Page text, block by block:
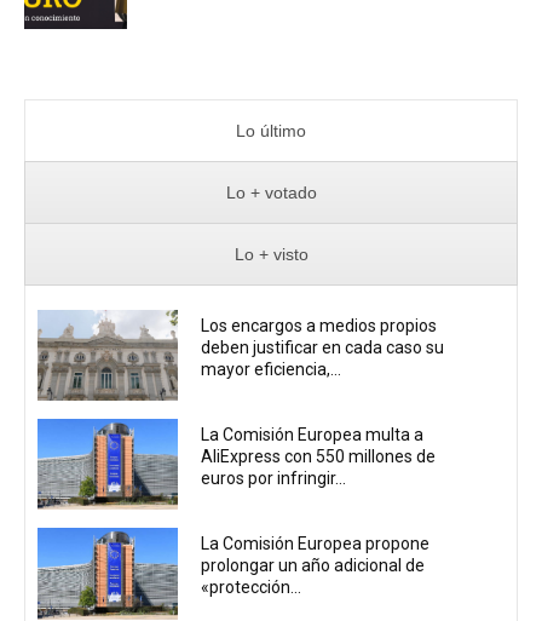
Lo último
Lo + votado
Lo + visto
Los encargos a medios propios
deben justificar en cada caso su
mayor eficiencia,...
La Comisión Europea multa a
AliExpress con 550 millones de
euros por infringir...
La Comisión Europea propone
prolongar un año adicional de
«protección...